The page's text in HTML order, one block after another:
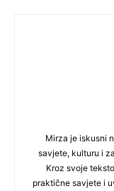
Mirza je iskusni
savjete, kulturu i
Kroz svoje
praktične savjete i